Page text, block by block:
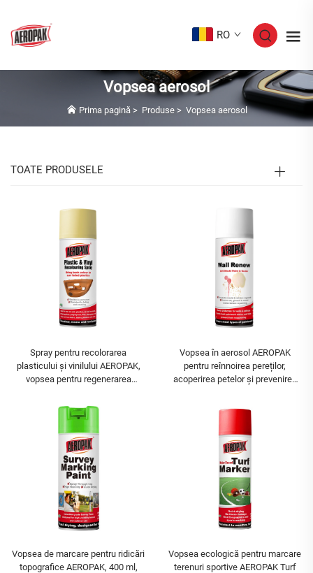
RO
Vopsea aerosol
Prima pagină> Produse> Vopsea aerosol
TOATE PRODUSELE
Spray pentru recolorarea
plasticului și vinilului AEROPAK,
vopsea pentru regenerarea
decolorare și fisurare
Vopsea în aerosol AEROPAK
pentru reînnoirea pereților,
acoperirea petelor și prevenirea
Vopsea de marcare pentru ridicări
topografice AEROPAK, 400 ml,
Vopsea ecologică pentru marcare
terenuri sportive AEROPAK Turf